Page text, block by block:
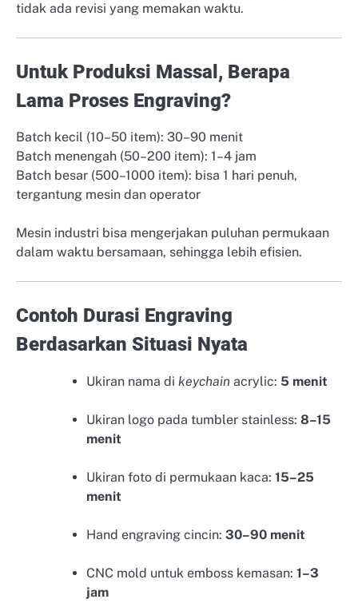
tidak ada revisi yang memakan waktu.
Untuk Produksi Massal, Berapa
Lama Proses Engraving?
Batch kecil (10–50 item): 30–90 menit
Batch menengah (50–200 item): 1–4 jam
Batch besar (500–1000 item): bisa 1 hari penuh,
tergantung mesin dan operator
Mesin industri bisa mengerjakan puluhan permukaan
dalam waktu bersamaan, sehingga lebih efisien.
Contoh Durasi Engraving
Berdasarkan Situasi Nyata
Ukiran nama di keychain acrylic: 5 menit
Ukiran logo pada tumbler stainless: 8–15
menit
Ukiran foto di permukaan kaca: 15–25
menit
Hand engraving cincin: 30–90 menit
CNC mold untuk emboss kemasan: 1–3
jam